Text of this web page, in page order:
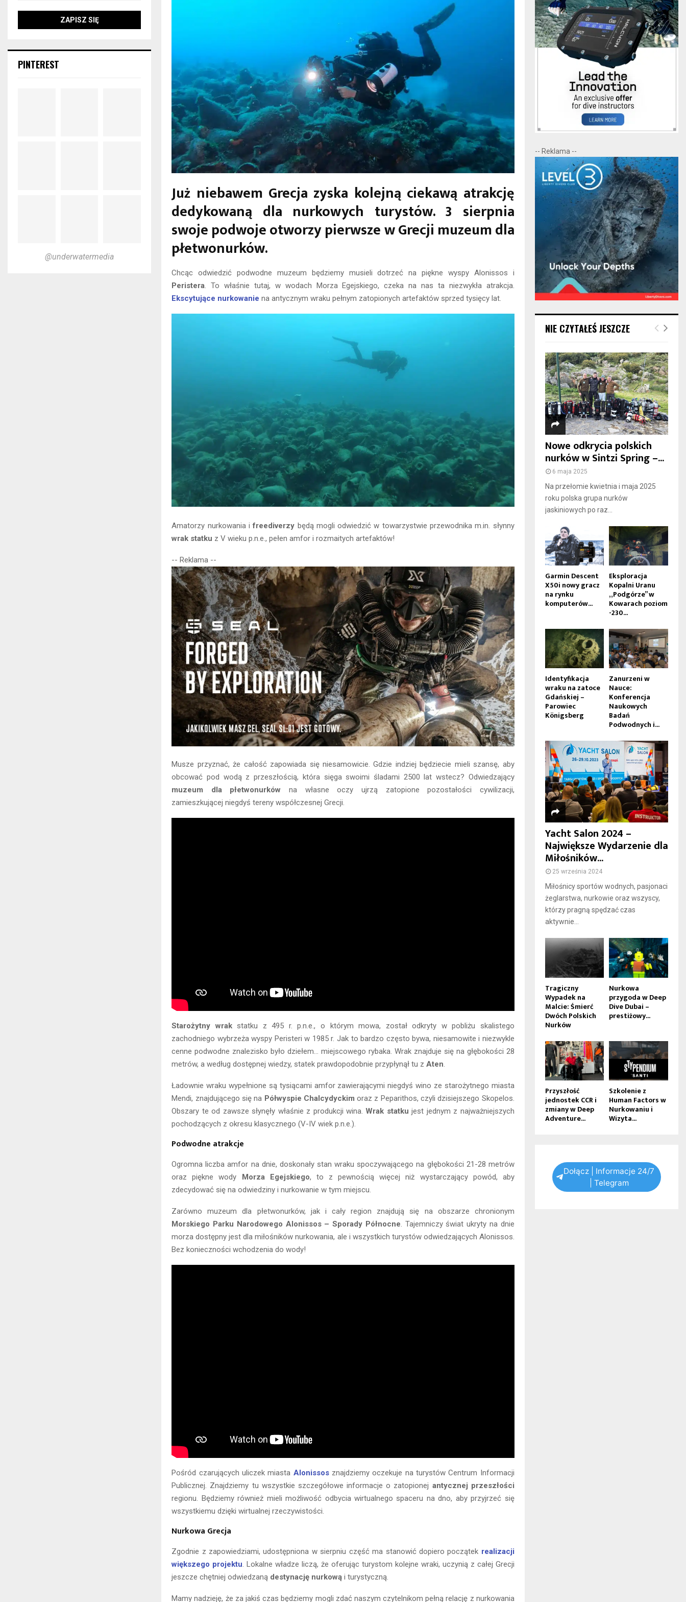
Już niebawem Grecja zyska kolejną ciekawą atrakcję
dedykowaną dla nurkowych turystów. 3 sierpnia
swoje podwoje otworzy pierwsze w Grecji muzeum dla
płetwonurków.
Chcąc odwiedzić podwodne muzeum będziemy musieli dotrzeć na piękne wyspy Alonissos i
Peristera. To właśnie tutaj, w wodach Morza Egejskiego, czeka na nas ta niezwykła atrakcja.
Ekscytujące nurkowanie na antycznym wraku pełnym zatopionych artefaktów sprzed tysięcy lat.
Amatorzy nurkowania ifreediverzy będą mogli odwiedzić w towarzystwie przewodnika m.in. słynny
wrak statku z V wieku p.n.e., pełen amfor i rozmaitych artefaktów!
-- Reklama --
Musze przyznać, że całość zapowiada się niesamowicie. Gdzie indziej będziecie mieli szansę, aby
obcować pod wodą z przeszłością, która sięga swoimi śladami 2500 lat wstecz? Odwiedzający
muzeum dla płetwonurków na własne oczy ujrzą zatopione pozostałości cywilizacji,
zamieszkującej niegdyś tereny współczesnej Grecji.
Starożytny wrakstatku z 495 r. p.n.e., o którym mowa, został odkryty w pobliżu skalistego
zachodniego wybrzeża wyspy Peristeri w 1985 r. Jak to bardzo często bywa, niesamowite i niezwykle
cenne podwodne znalezisko było dziełem… miejscowego rybaka. Wrak znajduje się na głębokości 28
metrów, a według dostępnej wiedzy, statek prawdopodobnie przypłynął tu zAten.
Ładownie wraku wypełnione są tysiącami amfor zawierającymi niegdyś wino ze starożytnego miasta
Mendi, znajdującego się na Półwyspie Chalcydyckim oraz z Peparithos, czyli dzisiejszego Skopelos.
Obszary te od zawsze słynęły właśnie z produkcji wina.Wrak statku jest jednym z najważniejszych
pochodzących z okresu klasycznego (V-IV wiek p.n.e.).
Podwodne atrakcje
Ogromna liczba amfor na dnie, doskonały stan wraku spoczywającego na głębokości 21-28 metrów
oraz piękne wody
Morza Egejskiego, to z pewnością więcej niż wystarczający powód, aby
zdecydować się na odwiedziny i nurkowanie w tym miejscu.
Zarówno muzeum dla płetwonurków, jak i cały region znajdują się na obszarze chronionym
Morskiego Parku Narodowego Alonissos – Sporady Północne. Tajemniczy świat ukryty na dnie
morza dostępny jest dla miłośników nurkowania, ale i wszystkich turystów odwiedzających Alonissos.
Bez konieczności wchodzenia do wody!
Pośród czarujących uliczek miasta Alonissosznajdziemy oczekuje na turystów Centrum Informacji
Publicznej. Znajdziemy tu wszystkie szczegółowe informacje o zatopionej antycznej przeszłości
regionu. Będziemy również mieli możliwość odbycia wirtualnego spaceru na dno, aby przyjrzeć się
wszystkiemu dzięki wirtualnej rzeczywistości.
Nurkowa Grecja
Zgodnie z zapowiedziami, udostępniona w sierpniu część ma stanowić dopiero początek realizacji
większego projektu. Lokalne władze liczą, że oferując turystom kolejne wraki, uczynią z całej Grecji
jeszcze chętniej odwiedzaną destynację nurkową i turystyczną.
Mamy nadzieję, że za jakiś czas będziemy mogli zdać naszym czytelnikom pełną relację z nurkowania
PINTEREST
@underwatermedia
-- Reklama --
NIE CZYTAŁEŚ JESZCZE
Nowe odkrycia polskich
nurków w Sintzi Spring –...
6 maja 2025
Na przełomie kwietnia i maja 2025
roku polska grupa nurków
jaskiniowych po raz...
Garmin Descent
X50i nowy gracz
na rynku
komputerów...
Eksploracja
Kopalni Uranu
„Podgórze” w
Kowarach poziom
-230...
Identyfikacja
wraku na zatoce
Gdańskiej –
Parowiec
Königsberg
Zanurzeni w
Nauce:
Konferencja
Naukowych
Badań
Podwodnych i...
Yacht Salon 2024 –
Największe Wydarzenie dla
Miłośników...
25 września 2024
Miłośnicy sportów wodnych, pasjonaci
żeglarstwa, nurkowie oraz wszyscy,
którzy pragną spędzać czas
aktywnie...
Tragiczny
Wypadek na
Malcie: Śmierć
Dwóch Polskich
Nurków
Nurkowa
przygoda w Deep
Dive Dubai –
prestiżowy...
Przyszłość
jednostek CCR i
zmiany w Deep
Adventure...
Szkolenie z
Human Factors w
Nurkowaniu i
Wizyta...
Dołącz | Informacje 24/7
| Telegram